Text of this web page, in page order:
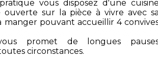
vous disposez d'une
sur la pièce à vivre avec
manger pouvant accueillir 4
promet de longues
circonstances.